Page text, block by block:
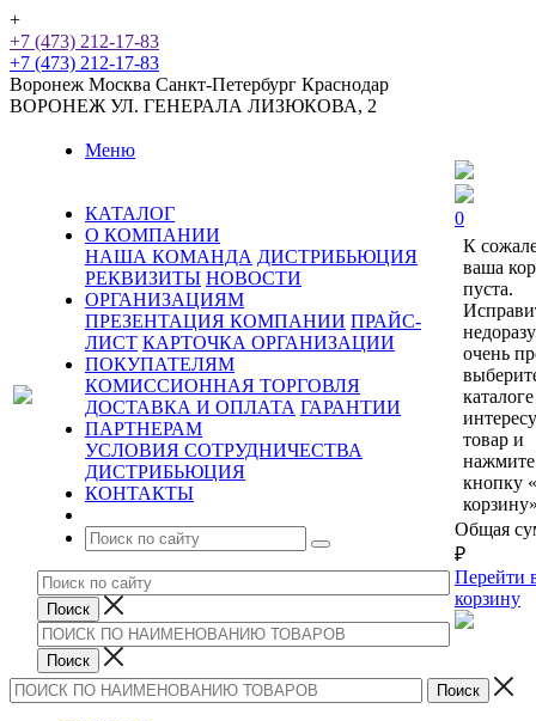
+
+7 (473) 212-17-83
+7 (473) 212-17-83
Воронеж Москва Санкт-Петербург Краснодар
ВОРОНЕЖ УЛ. ГЕНЕРАЛА ЛИЗЮКОВА, 2
Меню
КАТАЛОГ
О КОМПАНИИ
НАША КОМАНДА ДИСТРИБЬЮЦИЯ
РЕКВИЗИТЫ НОВОСТИ
ОРГАНИЗАЦИЯМ
ПРЕЗЕНТАЦИЯ КОМПАНИИ ПРАЙС-
ЛИСТ КАРТОЧКА ОРГАНИЗАЦИИ
ПОКУПАТЕЛЯМ
КОМИССИОННАЯ ТОРГОВЛЯ
ДОСТАВКА И ОПЛАТА ГАРАНТИИ
ПАРТНЕРАМ
УСЛОВИЯ СОТРУДНИЧЕСТВА
ДИСТРИБЬЮЦИЯ
КОНТАКТЫ
0
К
ваша
пуста.
очень
каталоге
товар и
нажмите
кнопку
Общая
₽
Перейти
корзину